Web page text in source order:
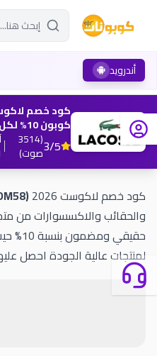
أندرويد
كوبون 10% لكل طلبياتك - كوبونات
3/5
(
3514
صوت)
كود خصم لاكوست 2026 (OM58)
والحقائب والاكسسوارات من
حقيقي
لمنتجات عالية الجودة احصل